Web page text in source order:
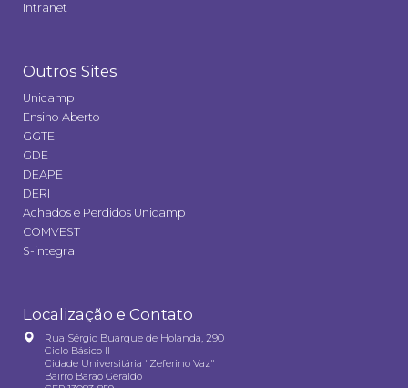
Intranet
Outros Sites
Unicamp
Ensino Aberto
GGTE
GDE
DEAPE
DERI
Achados e Perdidos Unicamp
COMVEST
S-integra
Localização e Contato
Rua Sérgio Buarque de Holanda, 290
Ciclo Básico II
Cidade Universitária "Zeferino Vaz"
Bairro Barão Geraldo